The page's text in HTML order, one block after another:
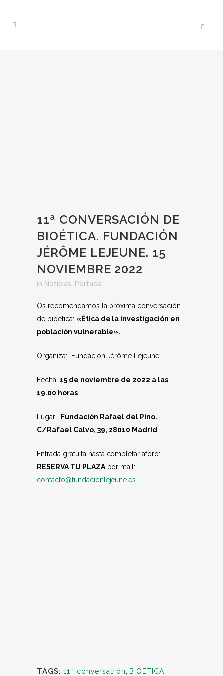
11ª CONVERSACIÓN DE
BIOÉTICA. FUNDACIÓN
JÉRÔME LEJEUNE. 15
NOVIEMBRE 2022
in Noticias Portada
Os recomendamos la próxima conversación
de bioética: «Ética de la investigación en
población vulnerable».
Organiza: Fundación Jérôme Lejeune
Fecha: 15 de noviembre de 2022 a las
19.00 horas
Lugar:
Fundación Rafael del Pino.
C/Rafael Calvo, 39, 28010 Madrid
Entrada gratuita hasta completar aforo:
RESERVA TU PLAZA por mail:
contacto@fundacionlejeune.es
TAGS: 11ª conversación BIOETICA